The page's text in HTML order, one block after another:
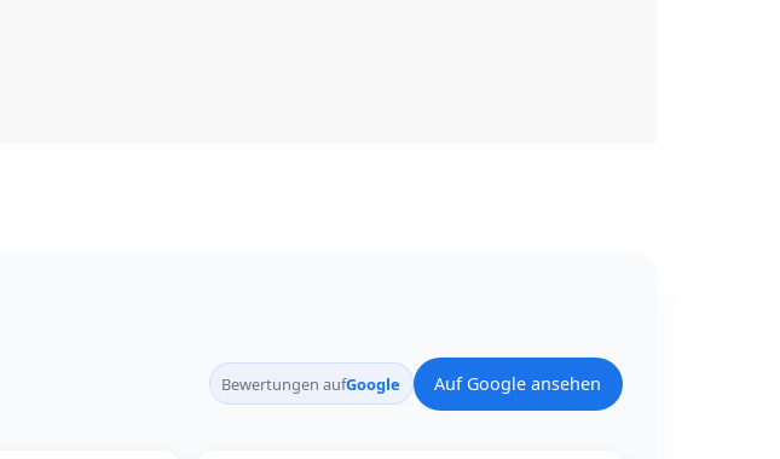
Bewertungen aufGoogle Auf Google ansehen